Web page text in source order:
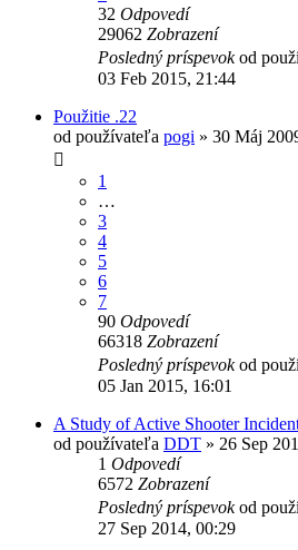
32 Odpovedí
29062 Zobrazení
Posledný príspevokod
03 Feb 2015, 21:44
Použitie .22
od používateľa pogi » 30 Máj
1
…
3
4
5
6
7
90 Odpovedí
66318 Zobrazení
Posledný príspevokod
05 Jan 2015, 16:01
A Study of Active Shooter
od používateľa DDT » 26 Sep
1 Odpovedí
6572 Zobrazení
Posledný príspevokod
27 Sep 2014, 00:29